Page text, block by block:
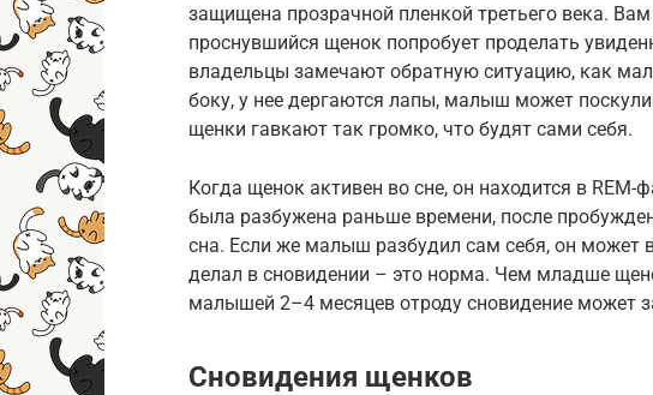
защищена прозрачной пленкой третьего века.
проснувшийся щенок попробует проделать
владельцы замечают обратную ситуацию, как
боку, у нее дергаются лапы, малыш может
щенки гавкают так громко, что будят сами себя.
Когда щенок активен во сне, он находится в REM-
была разбужена раньше времени, после
сна. Если же малыш разбудил сам себя, он может
делал в сновидении – это норма. Чем младше
малышей 2–4 месяцев отроду сновидение может
Сновидения щенков